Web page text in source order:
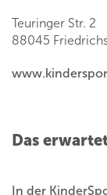
Teuringer Str. 2
88045
Das
In der